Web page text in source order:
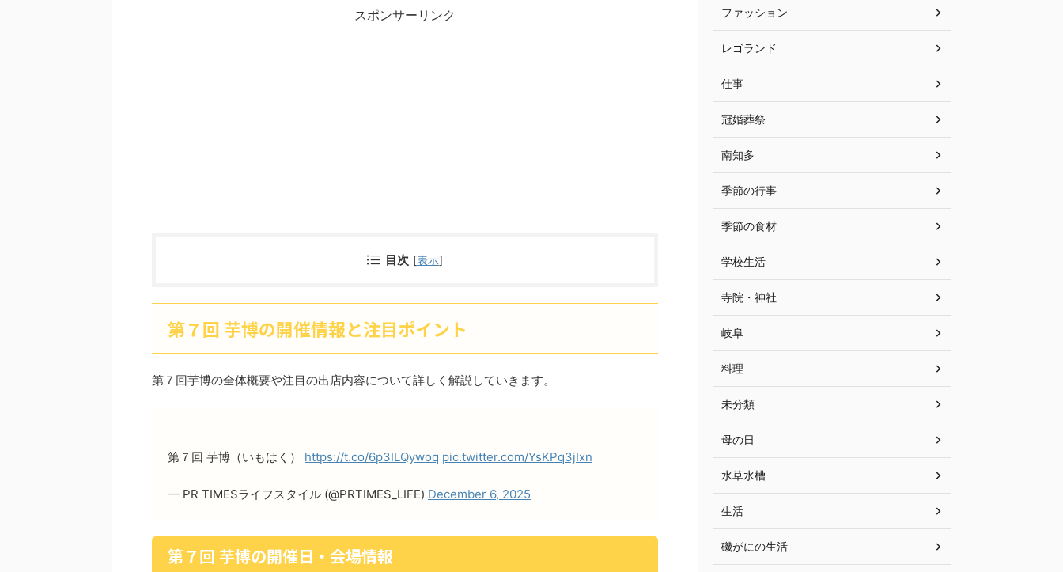
スポンサーリンク
目次 [表示]
第７回 芋博の開催情報と注目ポイント
第７回芋博の全体概要や注目の出店内容について詳しく解説していきます。
第７回 芋博（いもはく） https://t.co/6p3ILQywoq pic.twitter.com/YsKPq3jIxn
— PR TIMESライフスタイル (@PRTIMES_LIFE) December 6, 2025
第７回 芋博の開催日・会場情報
ファッション
レゴランド
仕事
冠婚葬祭
南知多
季節の行事
季節の食材
学校生活
寺院・神社
岐阜
料理
未分類
母の日
水草水槽
生活
磯がにの生活